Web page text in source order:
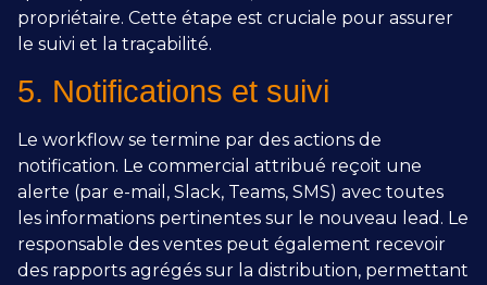
propriétaire. Cette étape est cruciale pour assurer
le suivi et la traçabilité.
5. Notifications et suivi
Le workflow se termine par des actions de
notification. Le commercial attribué reçoit une
alerte (par e-mail, Slack, Teams, SMS) avec toutes
les informations pertinentes sur le nouveau lead. Le
responsable des ventes peut également recevoir
des rapports agrégés sur la distribution, permettant